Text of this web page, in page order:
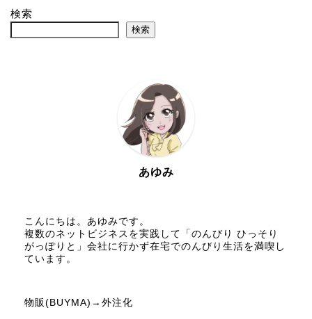
検索
検索
あゆみ
こんにちは。あゆみです。
複数のネットビジネスを実践して「のんびり ひっそり
がっぽりと」会社に行かず在宅でのんびり生活を満喫し
ています。
物販(BUYMA)→外注化